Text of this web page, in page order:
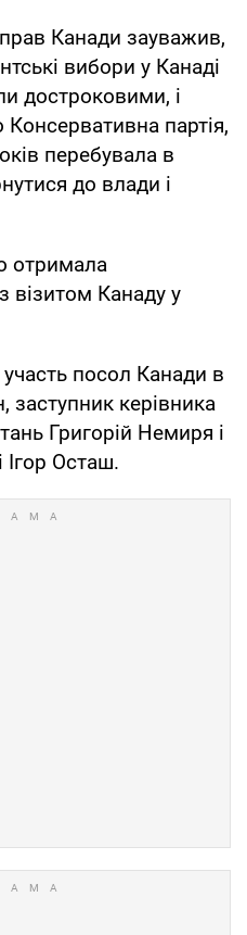
Канади зауважив,
вибори у Канаді
достроковими, і
партія,
перебувала в
до влади і
отримала
візитом Канаду у
участь посол Канади в
заступник керівника
Григорій Немиря і
Ігор Осташ.